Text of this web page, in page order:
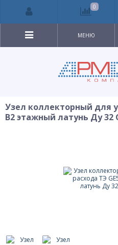
МЕНЮ
Узел коллекторный для
B2 этажный латунь Ду 32
0